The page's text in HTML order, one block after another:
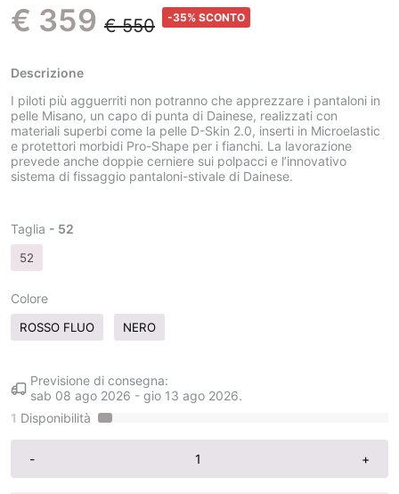
€ 359 € 550 -35% SCONTO
Descrizione
I piloti più agguerriti non potranno che apprezzare i pantaloni in
pelle Misano, un capo di punta di Dainese, realizzati con
materiali superbi come la pelle D-Skin 2.0, inserti in Microelastic
e protettori morbidi Pro-Shape per i fianchi. La lavorazione
prevede anche doppie cerniere sui polpacci e l’innovativo
sistema di fissaggio pantaloni-stivale di Dainese.
Taglia - 52
52
Colore
ROSSO FLUO NERO
Previsione di consegna:
sab 08 ago 2026 - gio 13 ago 2026.
1 Disponibilità
- +